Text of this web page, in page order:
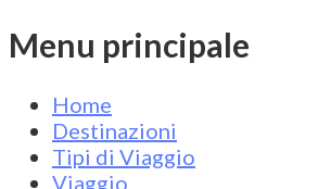
Menu principale
Home
Destinazioni
Tipi di Viaggio
Viaggio